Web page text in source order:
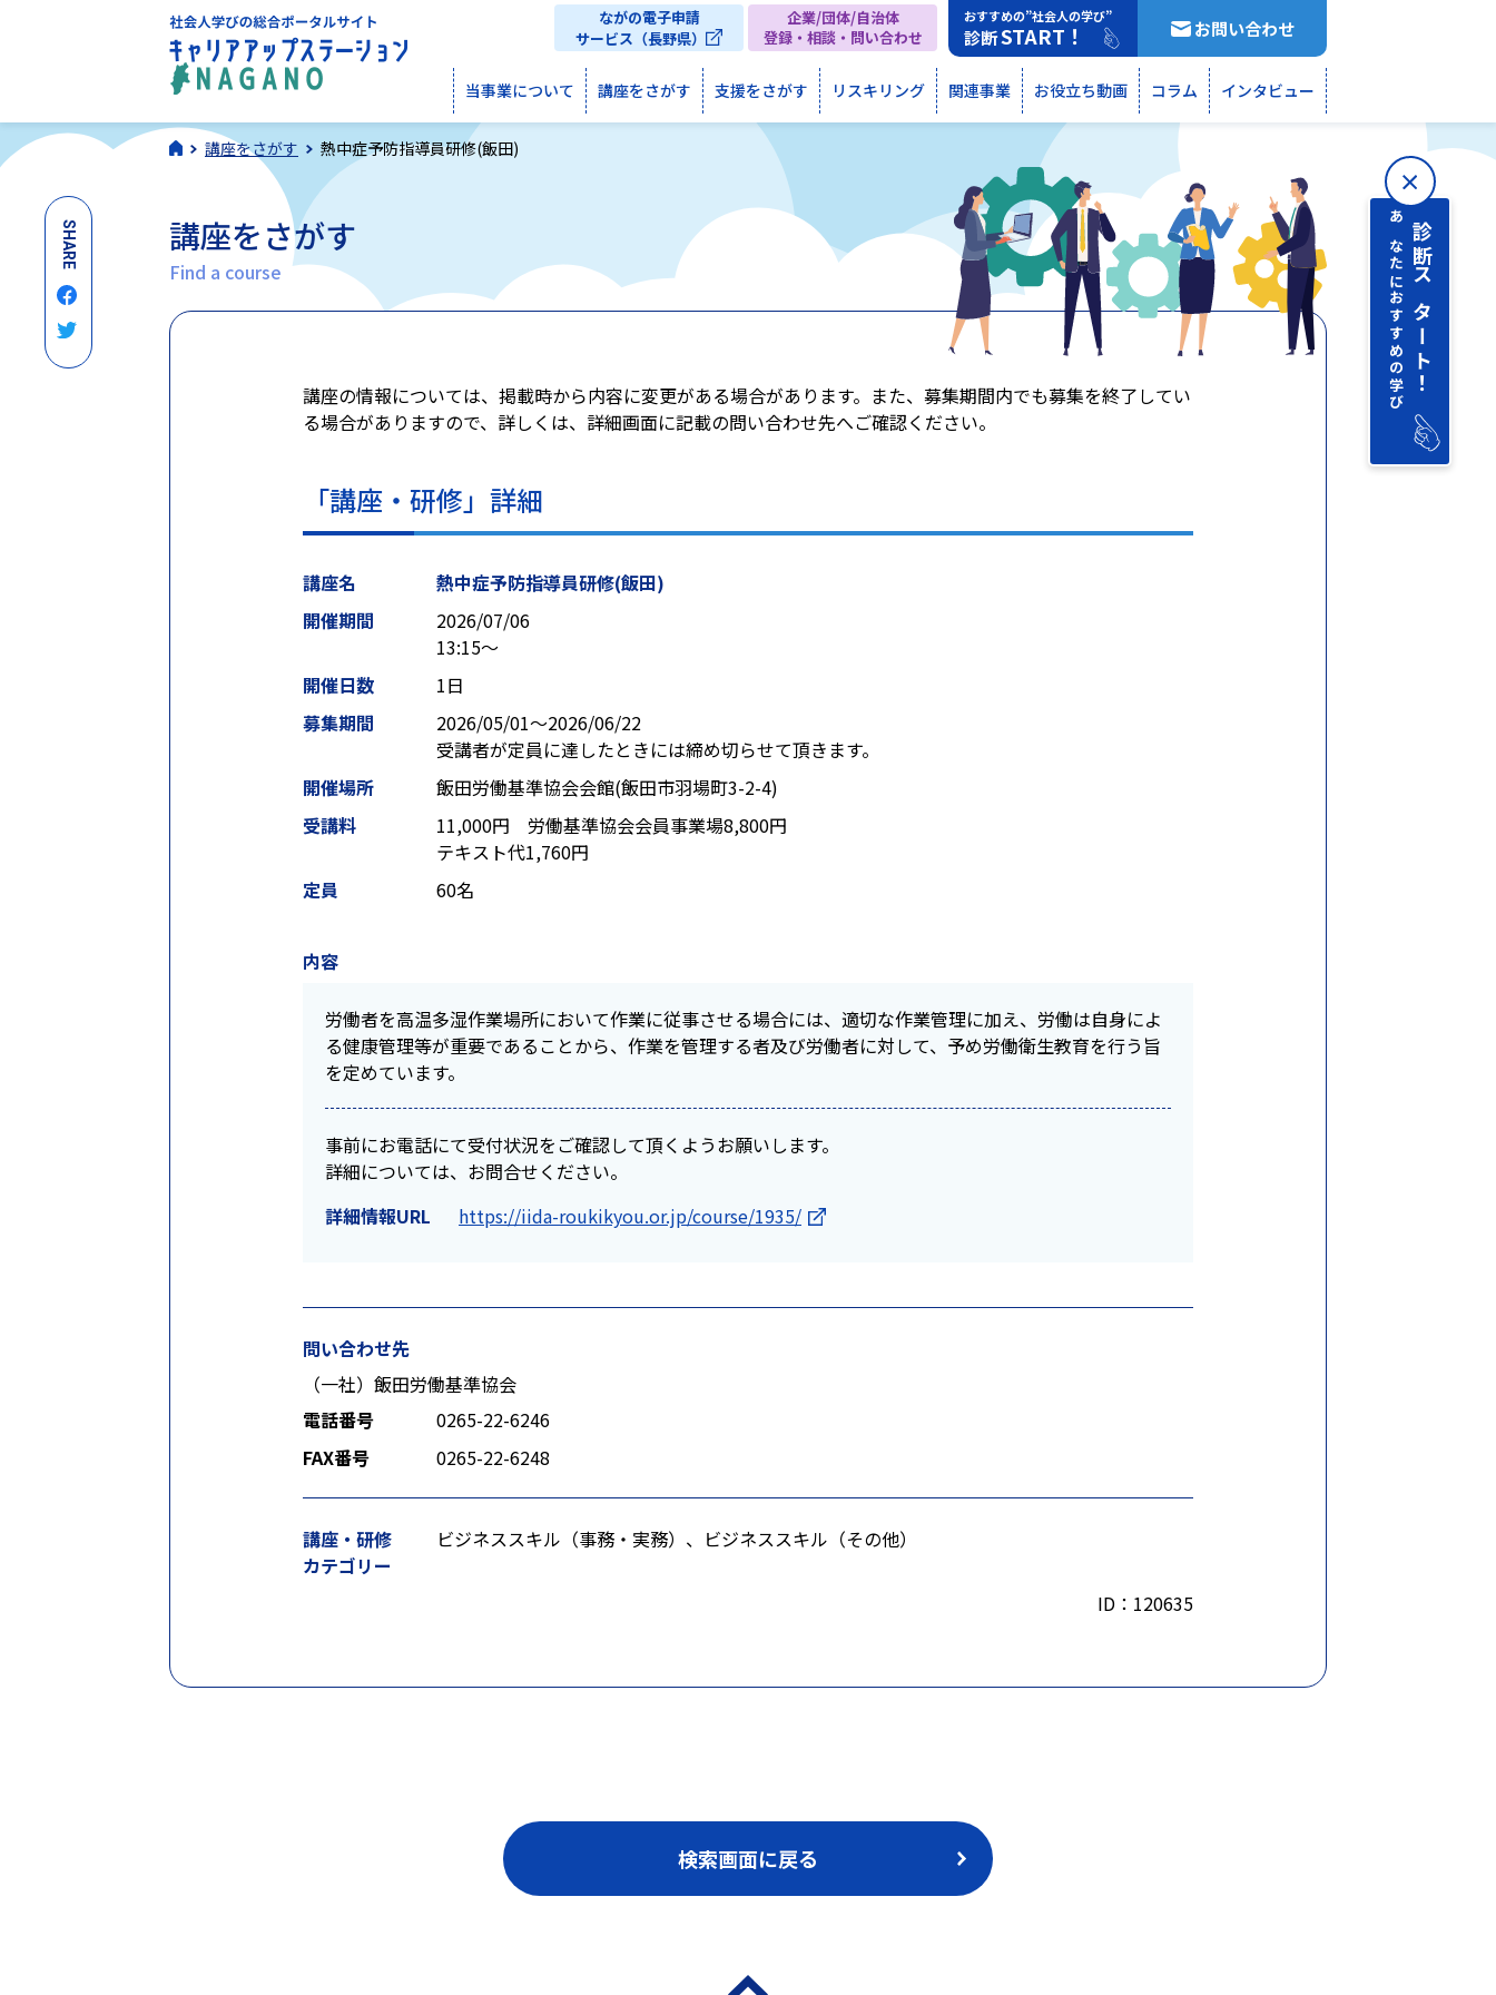
当事業について 講座をさがす 支援をさがす リスキリング 関連事業 お役立ち動画 コラム インタビュー
おすすめの”社会人の学び”
診断START！
企業/団体/自治体
登録・相談・問い合わせ
ながの電子申請
サービス（長野県）
お問い合わせ
講座をさがす 熱中症予防指導員研修(飯田)
講座をさがす
Find a course
講座の情報については、掲載時から内容に変更がある場合があります。また、募集期間内でも募集を終了してい
る場合がありますので、詳しくは、詳細画面に記載の問い合わせ先へご確認ください。
「講座・研修」詳細
講座名
熱中症予防指導員研修(飯田)
開催期間
2026/07/06
13:15～
開催日数
1日
募集期間
2026/05/01〜2026/06/22
受講者が定員に達したときには締め切らせて頂きます。
開催場所
飯田労働基準協会会館(飯田市羽場町3-2-4)
受講料
11,000円 労働基準協会会員事業場8,800円
テキスト代1,760円
定員
60名
内容
労働者を高温多湿作業場所において作業に従事させる場合には、適切な作業管理に加え、労働は自身によ
る健康管理等が重要であることから、作業を管理する者及び労働者に対して、予め労働衛生教育を行う旨
を定めています。
事前にお電話にて受付状況をご確認して頂くようお願いします。
詳細については、お問合せください。
詳細情報URL
https://iida-roukikyou.or.jp/course/1935/
問い合わせ先
（一社）飯田労働基準協会
電話番号
0265-22-6246
FAX番号
0265-22-6248
講座・研修
カテゴリー
ビジネススキル（事務・実務）、ビジネススキル（その他）
ID：120635
検索画面に戻る
SHARE あなたにおすすめの学び診断 スタート！